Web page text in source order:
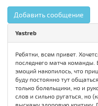
Добавить сообщение
Yastreb
Ребятки, всем привет.
последнего матча команды.
эмоций накопилось, что
буду постоянно тут
только болельщики, но и
слов и сильно ругаться, но